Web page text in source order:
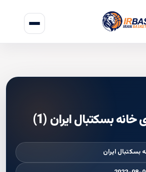
بسکتبال ایران (1)
بسکتبال ایران